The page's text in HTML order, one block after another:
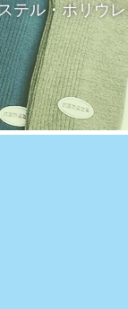
テル・ポリウ